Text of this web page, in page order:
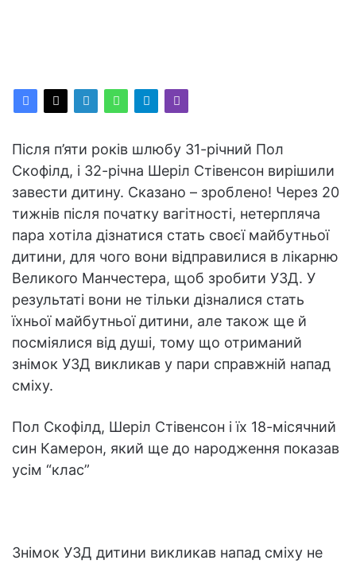
Після п’яти років шлюбу 31-річний Пол
Скофілд, і 32-річна Шеріл Стівенсон вирішили
завести дитину. Сказано – зроблено! Через 20
тижнів після початку вагітності, нетерпляча
пара хотіла дізнатися стать своєї майбутньої
дитини, для чого вони відправилися в лікарню
Великого Манчестера, щоб зробити УЗД. У
результаті вони не тільки дізналися стать
їхньої майбутньої дитини, але також ще й
посміялися від душі, тому що отриманий
знімок УЗД викликав у пари справжній напад
сміху.
Пол Скофілд, Шеріл Стівенсон і їх 18-місячний
син Камерон, який ще до народження показав
усім “клас”
Знімок УЗД дитини викликав напад сміху не